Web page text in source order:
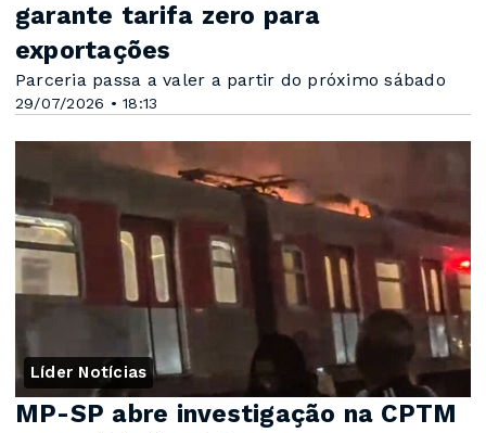
29/07/2026 • 18:13
garante tarifa zero para
exportações
Parceria passa a valer a partir do próximo sábado
Líder Notícias
MP-SP abre investigação na CPTM